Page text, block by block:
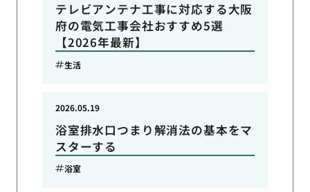
テレビアンテナ工事に対応する大阪
府の電気工事会社おすすめ5選
【2026年最新】
生活
浴室排水口つまり解消法の基本をマ
スターする
2026.05.19
浴室